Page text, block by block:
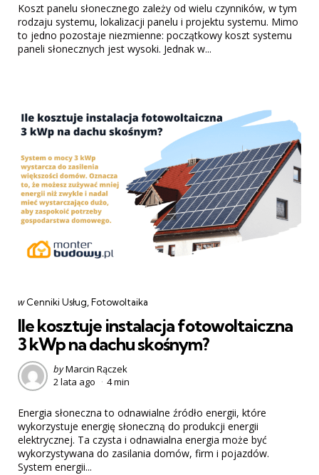
Koszt panelu słonecznego zależy od wielu czynników, w tym
rodzaju systemu, lokalizacji panelu i projektu systemu. Mimo
to jedno pozostaje niezmienne: początkowy koszt systemu
paneli słonecznych jest wysoki. Jednak w...
Categories
post
w Cenniki Usług Fotowoltaika
Ile kosztuje instalacja fotowoltaiczna
3 kWp na dachu skośnym?
Posted
by
byMarcin Rączek
2 lata ago
4 min
Energia słoneczna to odnawialne źródło energii, które
wykorzystuje energię słoneczną do produkcji energii
elektrycznej. Ta czysta i odnawialna energia może być
wykorzystywana do zasilania domów, firm i pojazdów.
System energii...